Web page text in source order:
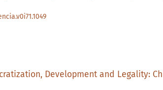
Development and Legality: